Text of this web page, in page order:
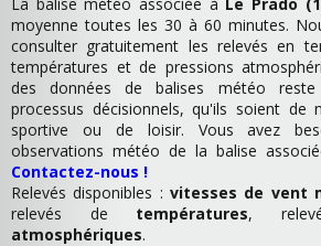
moyenne toutes les 30 à 60 minutes.
consulter gratuitement les relevés en
températures et de pressions
des données de balises météo
processus décisionnels, qu'ils soient de
sportive ou de loisir. Vous avez
observations météo de la balise
Contactez-nous !
Relevés disponibles : vitesses de vent
relevés de températures,
atmosphériques.